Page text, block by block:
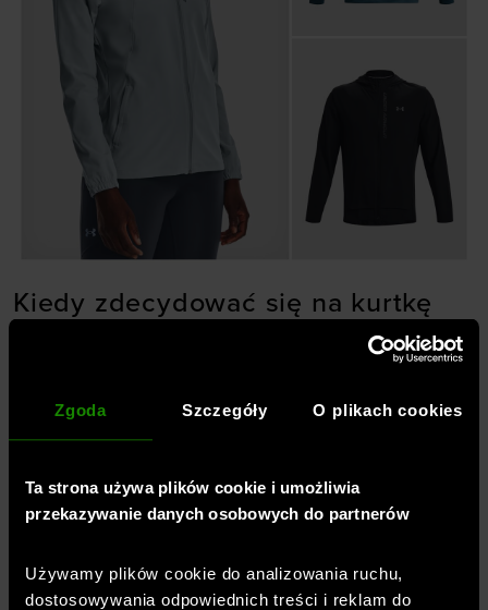
Zgoda Szczegóły O plikach cookies
Ta strona używa plików cookie i umożliwia
przekazywanie danych osobowych do partnerów
Używamy plików cookie do analizowania ruchu,
dostosowywania odpowiednich treści i reklam do
Kiedy zdecydować się na kurtkę
Dłuższe dystanse wymagają od nas zabrania ze sobą
oraz przekąski, które pozwalają w trakcie wysiłku
fizycznego uzupełnić poziom protein i węglowodanów
outdoorowej stworzyli specjalistyczne kurtki do
biegania kompatybilne z plecakami, co znacząco